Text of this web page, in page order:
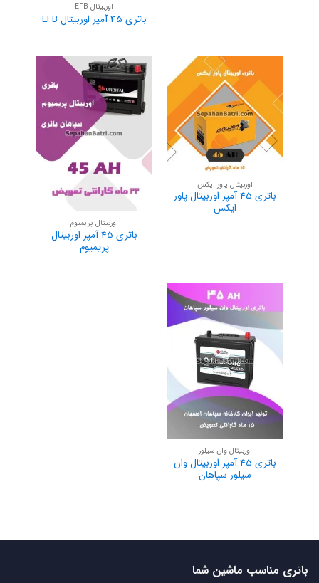
اوربیتال EFB
باتری 45 آمپر اوربیتال EFB
اوربیتال پاور ایکس
باتری 45 آمپر اوربیتال پاور
ایکس
اوربیتال پریمیوم
باتری 45 آمپر اوربیتال
پریمیوم
اوربیتال وان سیلور
باتری 45 آمپر اوربیتال وان
سیلور سپاهان
باتری مناسب ماشین شما